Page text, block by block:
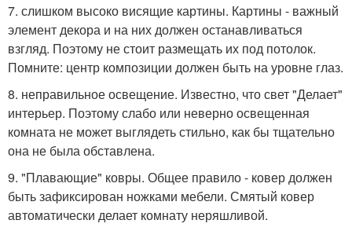
7. слишком высоко висящие картины. Картины - важный
элемент декора и на них должен останавливаться
взгляд. Поэтому не стоит размещать их под потолок.
Помните: центр композиции должен быть на уровне глаз.
8. неправильное освещение. Известно, что свет "Делает"
интерьер. Поэтому слабо или неверно освещенная
комната не может выглядеть стильно, как бы тщательно
она не была обставлена.
9. "Плавающие" ковры. Общее правило - ковер должен
быть зафиксирован ножками мебели. Смятый ковер
автоматически делает комнату неряшливой.